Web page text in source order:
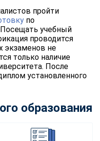
пройти
по
Посещать учебный
проводится
экзаменов не
только наличие
После
установленного
образования